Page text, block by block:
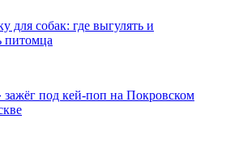
для собак: где выгулять и
питомца
зажёг под кей-поп на Покровском